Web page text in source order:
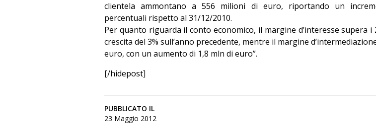
clientela ammontano a 556 milioni di euro, riportando un
percentuali rispetto al 31/12/2010.
Per quanto riguarda il conto economico, il margine d’interesse supera
crescita del 3% sull’anno precedente, mentre il margine
euro, con un aumento di 1,8 mln di euro”.
[/hidepost]
PUBBLICATO IL
23 Maggio 2012